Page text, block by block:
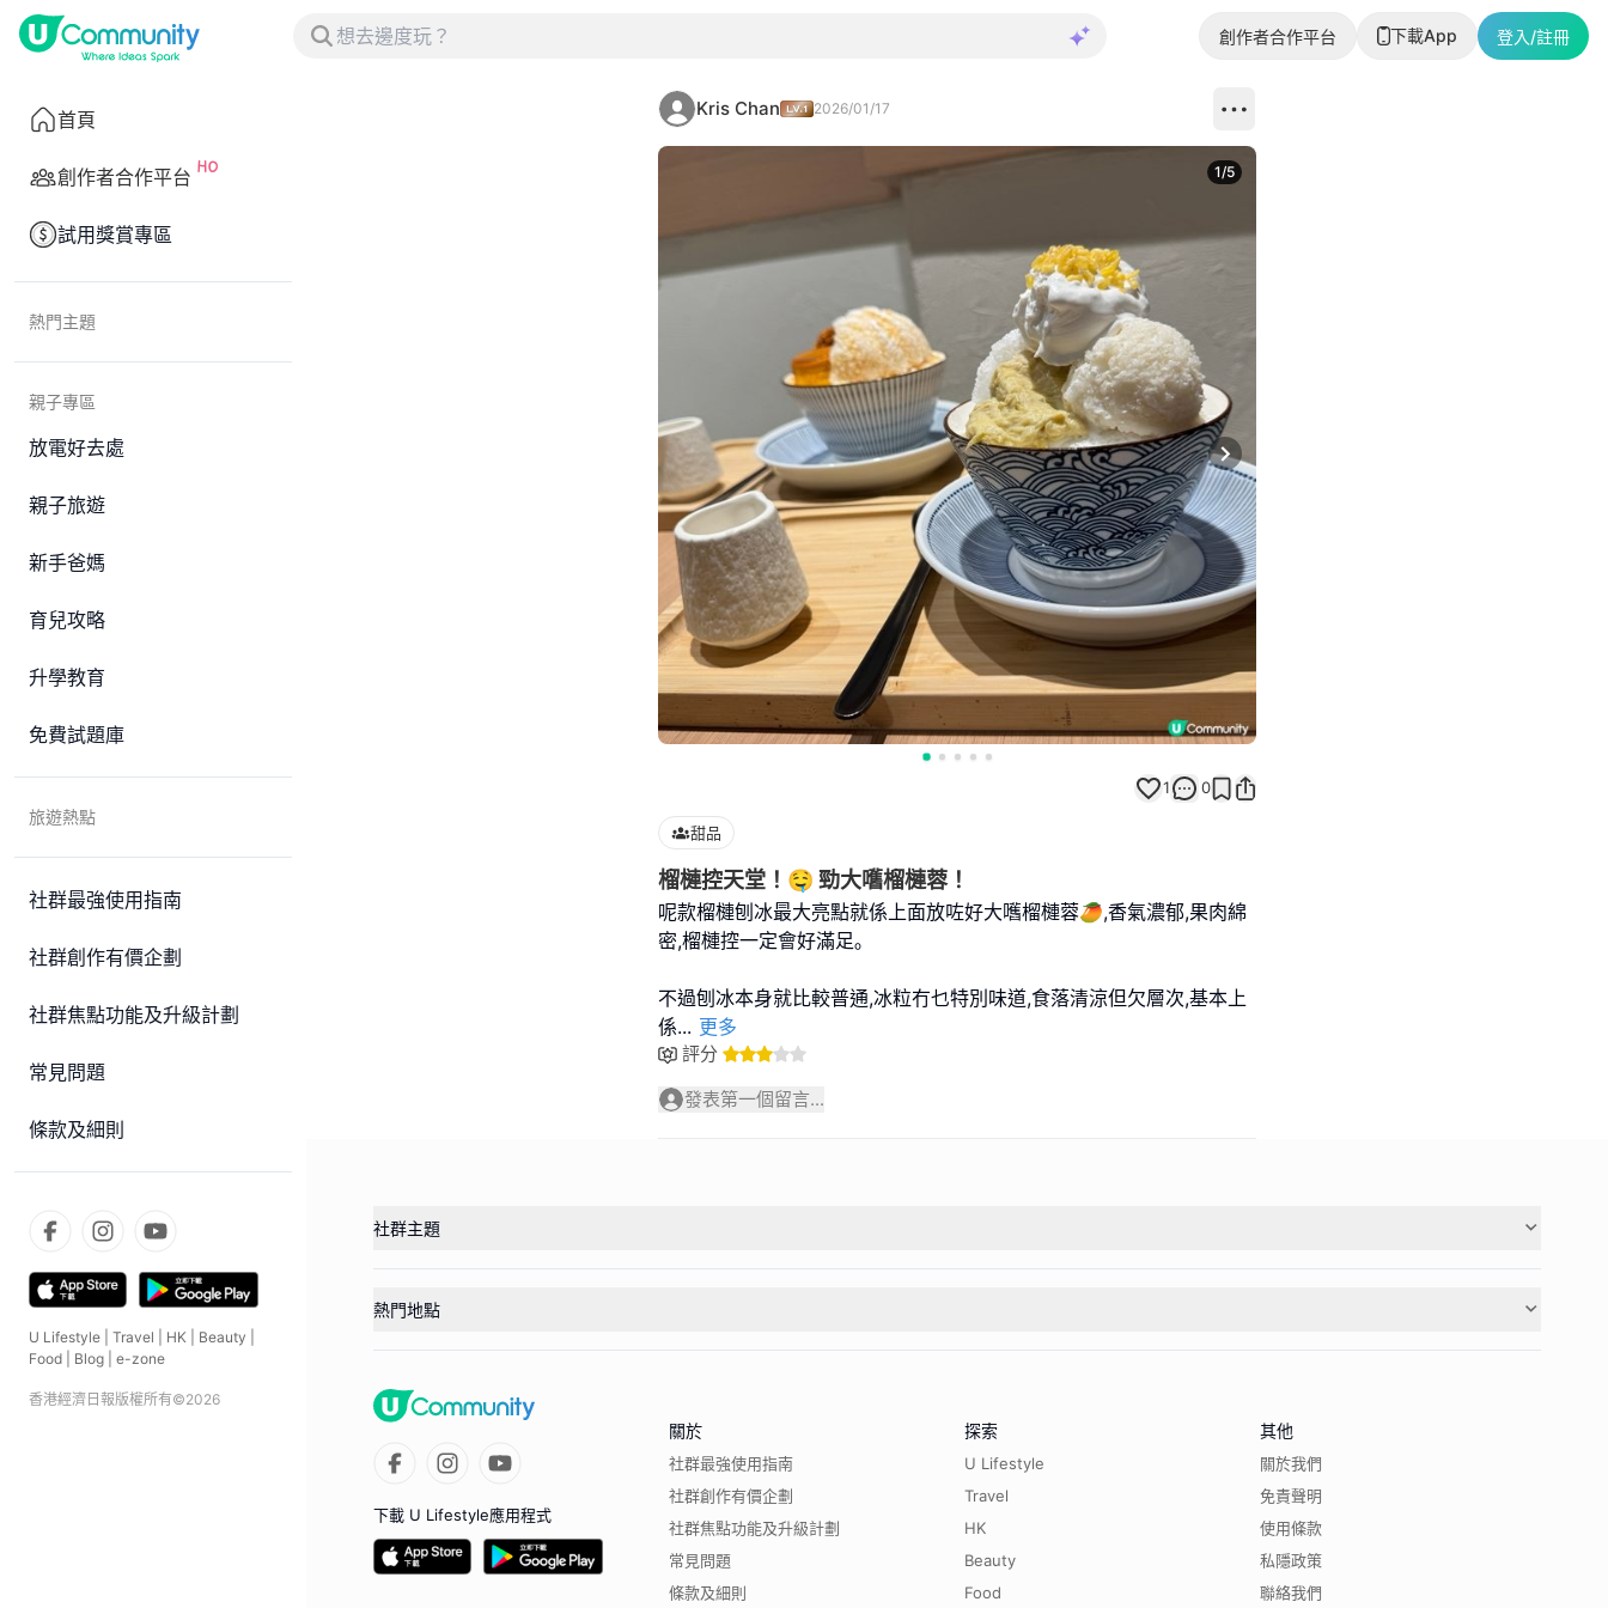
創作者合作平台 下載App 登入/註冊
首頁
創作者合作平台
試用獎賞專區
熱門主題
親子專區
放電好去處
親子旅遊
新手爸媽
育兒攻略
升學教育
免費試題庫
旅遊熱點
社群最強使用指南
社群創作有價企劃
社群焦點功能及升級計劃
常見問題
條款及細則
U Lifestyle Travel HK Beauty
Food
Blog e-zone
香港經濟日報版權所有©2026
Kris Chan 2026/01/17
Next slide
1/5
1 0
甜品
榴槤控天堂！🤤 勁大嚿榴槤蓉！
呢款榴槤刨冰最大亮點就係上面放咗好大嚿榴槤蓉🥭,香氣濃郁,果肉綿
密,榴槤控一定會好滿足｡
不過刨冰本身就比較普通,冰粒冇乜特別味道,食落清涼但欠層次,基本上
係... 更多
評分
發表第一個留言...
社群主題
熱門地點
下載 U Lifestyle應用程式
關於
社群最強使用指南
社群創作有價企劃
社群焦點功能及升級計劃
常見問題
條款及細則
探索
U Lifestyle
Travel
HK
Beauty
Food
其他
關於我們
免責聲明
使用條款
私隱政策
聯絡我們